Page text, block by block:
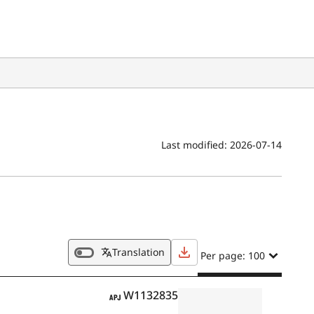
Last modified:2026-07-14
Translation Per page: 100
APJ
W1132835